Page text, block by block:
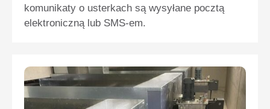
komunikaty o usterkach są wysyłane pocztą
elektroniczną lub SMS-em.